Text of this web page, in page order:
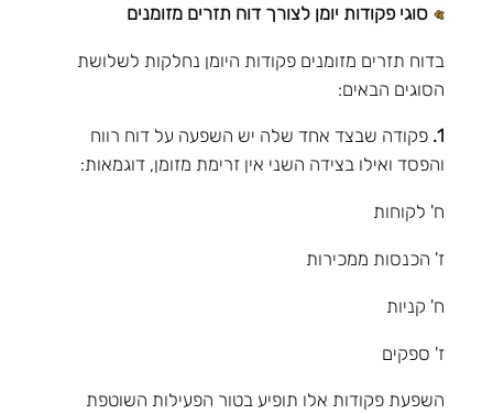
סוגי פקודות יומן לצורך דוח תזרים מזומנים
בדוח תזרים מזומנים פקודות היומן נחלקות לשלושת
הסוגים הבאים:
1. פקודה שבצד אחד שלה יש השפעה על דוח רווח
והפסד ואילו בצידה השני אין זרימת מזומן, דוגמאות:
ח' לקוחות
ז' הכנסות ממכירות
ח' קניות
ז' ספקים
השפעת פקודות אלו תופיע בטור הפעילות השוטפת